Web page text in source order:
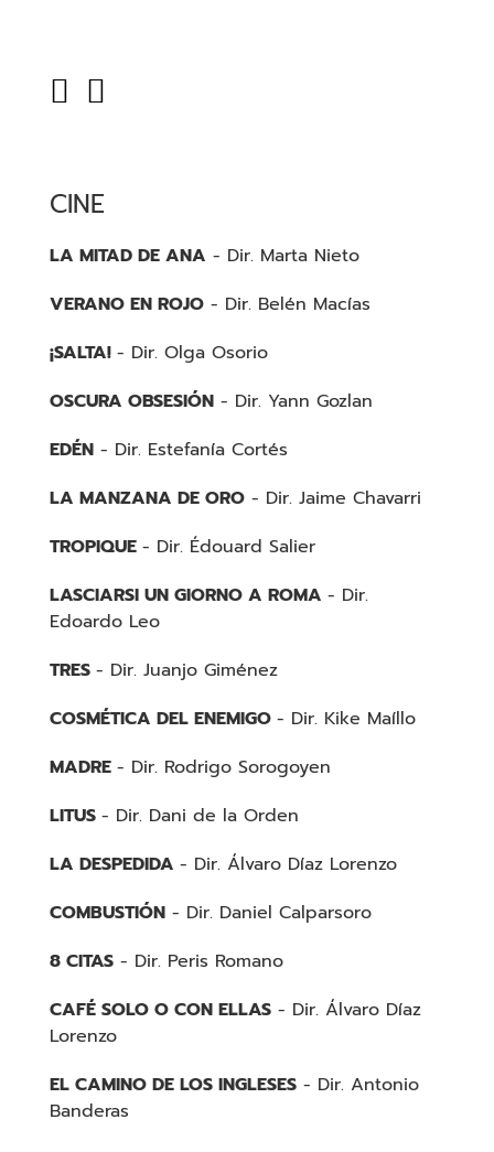
CINE
LA MITAD DE ANA - Dir. Marta Nieto
VERANO EN ROJO- Dir. Belén Macías
¡SALTA! - Dir. Olga Osorio
OSCURA OBSESIÓN- Dir. Yann Gozlan
EDÉN- Dir. Estefanía Cortés
LA MANZANA DE ORO- Dir. Jaime Chavarri
TROPIQUE - Dir. Édouard Salier
LASCIARSI UN GIORNO A ROMA - Dir.
Edoardo Leo
TRES - Dir. Juanjo Giménez
COSMÉTICA DEL ENEMIGO - Dir. Kike Maíllo
MADRE - Dir. Rodrigo Sorogoyen
LITUS - Dir. Dani de la Orden
LA DESPEDIDA - Dir. Álvaro Díaz Lorenzo
COMBUSTIÓN- Dir. Daniel Calparsoro
8 CITAS- Dir. Peris Romano
CAFÉ SOLO O CON ELLAS- Dir. Álvaro Díaz
Lorenzo
EL CAMINO DE LOS INGLESES- Dir. Antonio
Banderas